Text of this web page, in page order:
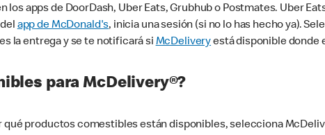
apps de DoorDash, Uber Eats, Grubhub o Postmates. Uber
app de McDonald's, inicia una sesión (si no lo has hecho ya).
la entrega y se te notificará si McDeliveryestá disponible donde
para McDelivery®?
qué productos comestibles están disponibles, selecciona